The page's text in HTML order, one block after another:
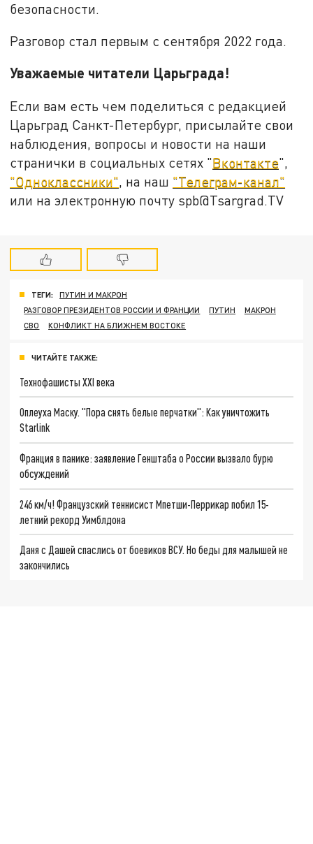
безопасности.
Разговор стал первым с сентября 2022 года.
Уважаемые читатели Царьграда!
Если вам есть чем поделиться с редакцией
Царьград Санкт-Петербург, присылайте свои
наблюдения, вопросы и новости на наши
странички в социальных сетях "Вконтакте",
"Одноклассники", на наш "Телеграм-канал"
или на электронную почту spb@Tsargrad.TV
ТЕГИ:
ПУТИН И МАКРОН
РАЗГОВОР ПРЕЗИДЕНТОВ РОССИИ И ФРАНЦИИ
ПУТИН
МАКРОН
СВО
КОНФЛИКТ НА БЛИЖНЕМ ВОСТОКЕ
ЧИТАЙТЕ ТАКЖЕ:
Технофашисты XXI века
Оплеуха Маску. "Пора снять белые перчатки": Как уничтожить
Starlink
Франция в панике: заявление Генштаба о России вызвало бурю
обсуждений
246 км/ч! Французский теннисист Мпетши-Перрикар побил 15-
летний рекорд Уимблдона
Даня с Дашей спаслись от боевиков ВСУ. Но беды для малышей не
закончились